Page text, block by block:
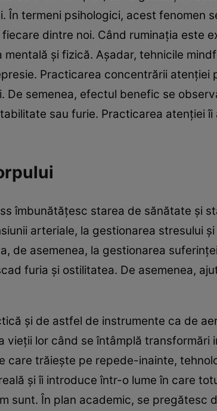
În termeni psihologici, acest fenomen
dintre noi. Când ruminaţia este
şi fizică. Așadar, tehnicile
Practicarea concentrării atenției
semenea, efectul benefic se
sau furie. Practicarea atenției
îmbunătățesc starea de sănătate și
arteriale, la gestionarea stresului
de asemenea, la gestionarea
furia și ostilitatea. De asemenea,
și de astfel de instrumente ca de
lor când se întâmplă transformări
care trăiește pe repede-inainte,
și îi introduce într-o lume în care
sunt. În plan academic, se pregătesc